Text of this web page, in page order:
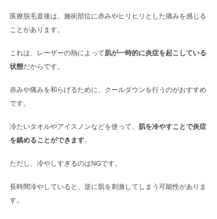
医療脱毛直後は、施術部位に赤みやヒリヒリとした痛みを感じる
ことがあります。
これは、レーザーの熱によって肌が一時的に炎症を起こしている
状態だからです。
赤みや痛みを和らげるために、クールダウンを行うのがおすすめ
です。
冷たいタオルやアイスノンなどを使って、 肌を冷やすことで炎症
を鎮めることができます。
ただし、冷やしすぎるのはNGです。
長時間冷やしていると、逆に肌を刺激してしまう可能性がありま
す。